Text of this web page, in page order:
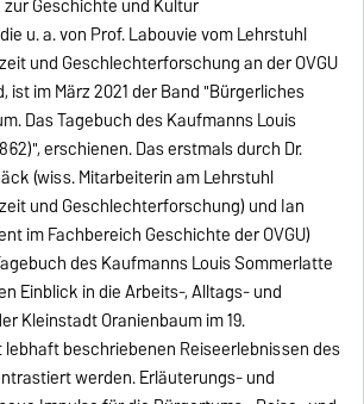
Geschichte und Kultur
u. a. von Prof. Labouvie vom Lehrstuhl
und Geschlechterforschung an der OVGU
ist im März 2021 der Band "Bürgerliches
Das Tagebuch des Kaufmanns Louis
erschienen. Das erstmals durch Dr.
(wiss. Mitarbeiterin am Lehrstuhl
und Geschlechterforschung) und Ian
im Fachbereich Geschichte der OVGU)
des Kaufmanns Louis Sommerlatte
Einblick in die Arbeits-, Alltags- und
Kleinstadt Oranienbaum im 19.
beschriebenen Reiseerlebnissen des
werden. Erläuterungs- und